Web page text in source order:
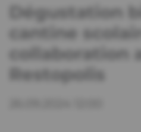
Dégustation
cantine
collaboration
Restopolis